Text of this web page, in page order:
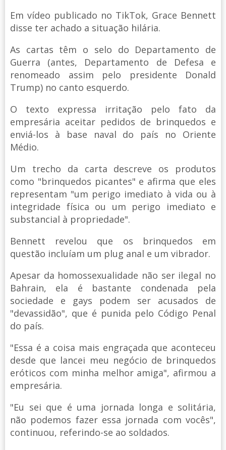
Em vídeo publicado no TikTok, Grace Bennett
disse ter achado a situação hilária.
As cartas têm o selo do Departamento de
Guerra (antes, Departamento de Defesa e
renomeado assim pelo presidente Donald
Trump) no canto esquerdo.
O texto expressa irritação pelo fato da
empresária aceitar pedidos de brinquedos e
enviá-los à base naval do país no Oriente
Médio.
Um trecho da carta descreve os produtos
como "brinquedos picantes" e afirma que eles
representam "um perigo imediato à vida ou à
integridade física ou um perigo imediato e
substancial à propriedade".
Bennett revelou que os brinquedos em
questão incluíam um plug anal e um vibrador.
Apesar da homossexualidade não ser ilegal no
Bahrain, ela é bastante condenada pela
sociedade e gays podem ser acusados de
"devassidão", que é punida pelo Código Penal
do país.
"Essa é a coisa mais engraçada que aconteceu
desde que lancei meu negócio de brinquedos
eróticos com minha melhor amiga", afirmou a
empresária.
"Eu sei que é uma jornada longa e solitária,
não podemos fazer essa jornada com vocês",
continuou, referindo-se ao soldados.